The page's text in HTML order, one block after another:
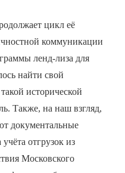
цикл её
коммуникации
ленд-лиза для
найти свой
исторической
Также, на наш взгляд,
документальные
отгрузок из
Московского